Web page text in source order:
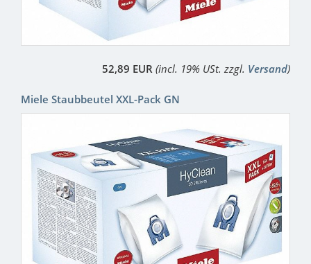
52,89 EUR (incl. 19% USt. zzgl. Versand)
Miele Staubbeutel XXL-Pack GN